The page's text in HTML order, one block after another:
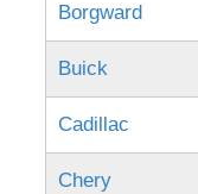
Borgward
Buick
Cadillac
Chery